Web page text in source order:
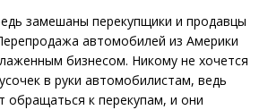
замешаны перекупщики и продавцы
автомобилей из Америки
бизнесом. Никому не хочется
в руки автомобилистам, ведь
обращаться к перекупам, и они